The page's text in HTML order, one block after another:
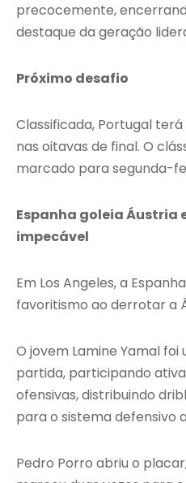
precocemente,
destaque da geração
Próximo desafio
Classificada, Portugal
nas oitavas de final. O
marcado para segunda-
Espanha goleia Áustria
impecável
Em Los Angeles, a
favoritismo ao derrotar a
O jovem Lamine Yamal foi
partida, participando
ofensivas, distribuindo
para o sistema defensivo
Pedro Porro abriu o